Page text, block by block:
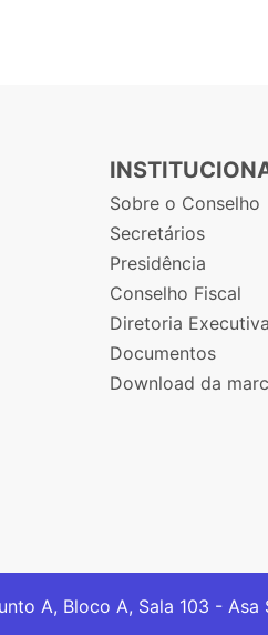
Sobre o Conselho
Secretários
Presidência
Conselho Fiscal
Diretoria Executiva
Documentos
Download da
A, Bloco A, Sala 103 -